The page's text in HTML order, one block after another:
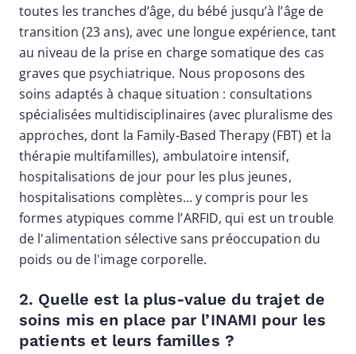
toutes les tranches d’âge, du bébé jusqu’à l’âge de
transition (23 ans), avec une longue expérience, tant
au niveau de la prise en charge somatique des cas
graves que psychiatrique. Nous proposons des
soins adaptés à chaque situation : consultations
spécialisées multidisciplinaires (avec pluralisme des
approches, dont la Family-Based Therapy (FBT) et la
thérapie multifamilles), ambulatoire intensif,
hospitalisations de jour pour les plus jeunes,
hospitalisations complètes… y compris pour les
formes atypiques comme l’ARFID, qui est un trouble
de l'alimentation sélective sans préoccupation du
poids ou de l'image corporelle.
2. Quelle est la plus-value du trajet de
soins mis en place par l’INAMI pour les
patients et leurs familles ?